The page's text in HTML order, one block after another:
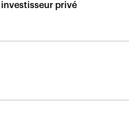
investisseur privé